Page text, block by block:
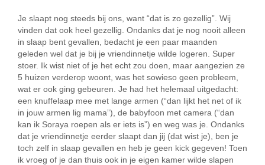
Je slaapt nog steeds bij ons, want “dat is zo gezellig”. Wij
vinden dat ook heel gezellig. Ondanks dat je nog nooit alleen
in slaap bent gevallen, bedacht je een paar maanden
geleden wel dat je bij je vriendinnetje wilde logeren. Super
stoer. Ik wist niet of je het echt zou doen, maar aangezien ze
5 huizen verderop woont, was het sowieso geen probleem,
wat er ook ging gebeuren. Je had het helemaal uitgedacht:
een knuffelaap mee met lange armen (“dan lijkt het net of ik
in jouw armen lig mama”), de babyfoon met camera (“dan
kan ik Soraya roepen als er iets is”) en weg was je. Ondanks
dat je vriendinnetje eerder slaapt dan jij (dat wist je), ben je
toch zelf in slaap gevallen en heb je geen kick gegeven! Toen
ik vroeg of je dan thuis ook in je eigen kamer wilde slapen